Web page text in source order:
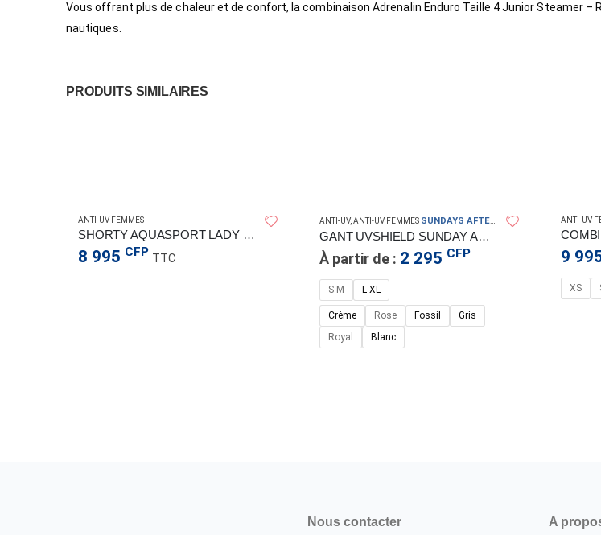
Vous offrant plus de chaleur et de confort, la combinaison Adrenalin Enduro Taille 4 Junior Steamer
nautiques.
PRODUITS SIMILAIRES
ANTI-UV FEMMES
SHORTY AQUASPORT LADY M/8 PINK
8 995 CFP TTC
ANTI-UV, ANTI-UV FEMMES SUNDAYS AFTERNOONS IN
GANT UVSHIELD SUNDAY AFTERNOONS
À partir de : 2 295 CFP
S-M L-XL
Crème Rose Fossil
Gris
Royal
Blanc
ANTI-UV
9
XS
Nous contacter A